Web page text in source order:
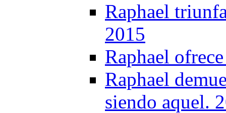
Raphael
2015
Raphael
Raphael
siendo aquel.